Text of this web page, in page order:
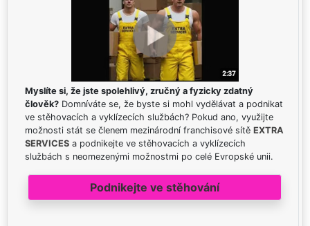
Myslíte si, že jste spolehlivý, zručný a fyzicky zdatný
člověk? Domníváte se, že byste si mohl vydělávat a podnikat
ve stěhovacích a vyklízecích službách? Pokud ano, využijte
možnosti stát se členem mezinárodní franchisové sítě EXTRA
SERVICES a podnikejte ve stěhovacích a vyklízecích
službách s neomezenými možnostmi po celé Evropské unii.
Podnikejte ve stěhování